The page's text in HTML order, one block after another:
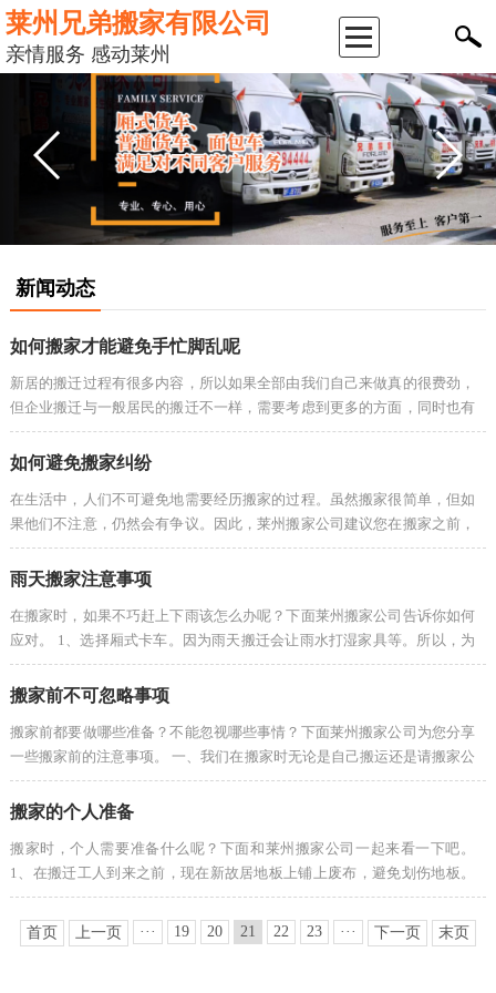
莱州兄弟搬家有限公司
亲情服务 感动莱州
返
司
介
服
务
项
目
服
务
案
例
新
新闻动态
如何搬家才能避免手忙脚乱呢
新居的搬迁过程有很多内容，所以如果全部由我们自己来做真的很费劲，
但企业搬迁与一般居民的搬迁不一样，需要考虑到更多的方面，同时也有
更多的流程，同时也要求全体员工的合作，能够迅速完成公司的搬迁。下
面莱州搬家公···
如何避免搬家纠纷
在生活中，人们不可避免地需要经历搬家的过程。虽然搬家很简单，但如
果他们不注意，仍然会有争议。因此，莱州搬家公司建议您在搬家之前，
必须仔细检查搬家公司需要搬家的时间和物品，以尽量避免争议。 现在很
多年轻人搬···
雨天搬家注意事项
在搬家时，如果不巧赶上下雨该怎么办呢？下面莱州搬家公司告诉你如何
应对。 1、选择厢式卡车。因为雨天搬迁会让雨水打湿家具等。所以，为
了家具等物品等，在进行转移的途中，很有可能被雨水打湿。所以，为了
不打湿家具···
搬家前不可忽略事项
搬家前都要做哪些准备？不能忽视哪些事情？下面莱州搬家公司为您分享
一些搬家前的注意事项。 一、我们在搬家时无论是自己搬运还是请搬家公
司来帮忙，有些危险物品是禁运的，一定要妥善处理，将其隔离搬运危险
品包括任何···
搬家的个人准备
搬家时，个人需要准备什么呢？下面和莱州搬家公司一起来看一下吧。
1、在搬迁工人到来之前，现在新故居地板上铺上废布，避免划伤地板。
2、开端转移前，再次承认价格是否与从前商定的价格共同。 3、再次叮咛
工人
首页 上一页 ··· 19 20 21 22 23 ··· 下一页 末页